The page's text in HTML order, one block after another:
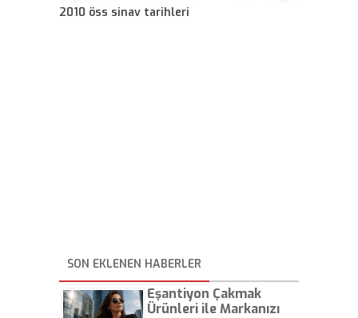
2010 öss sinav tarihleri
SON EKLENEN HABERLER
Eşantiyon Çakmak
Ürünleri ile Markanızı